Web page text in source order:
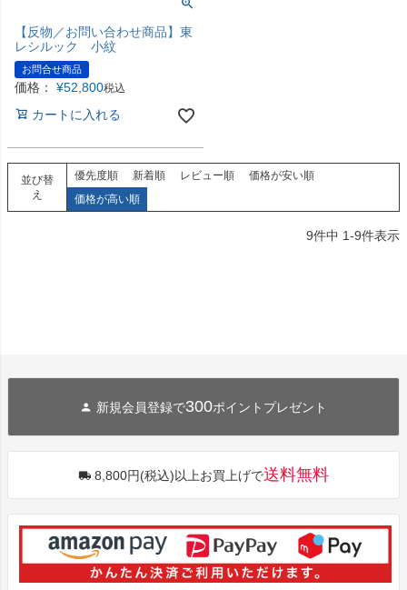
【反物／お問い合わせ商品】東
レシルック 小紋
お問合せ商品
価格： ¥52,800税込
カートに入れる
並び替
え
優先度順 新着順 レビュー順
価格が安い順
価格が高い順
9件中 1-9件表示
新規会員登録で300ポイントプレゼント
8,800円(税込)以上お買上げで送料無料